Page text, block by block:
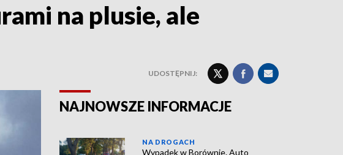
na plusie, ale
UDOSTĘPNIJ:
NAJNOWSZE INFORMACJE
NA DROGACH
Wypadek w Borównie. Auto